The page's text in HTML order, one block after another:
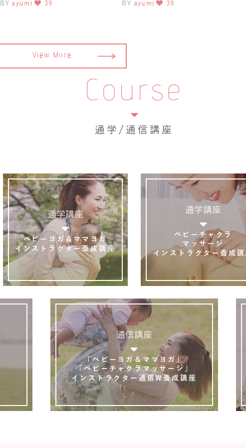
ママに今
BY ayumi 39 BY ayumi 39
View More
Course
通学/通信講座
通学講座
ベビーヨガ＆ママヨガ
インストラクター養成講座
通学講座
ベビーチャクラ
マッサージ
インストラクター養成
通信講座
「ベビーヨガ＆ママヨガ」
「ベビーチャクラマッサージ」
インストラクター通信W養成講座